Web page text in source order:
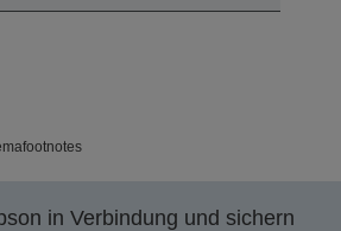
in Verbindung und sichern